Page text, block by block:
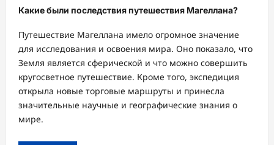
Какие были последствия путешествия Магеллана?
Путешествие Магеллана имело огромное значение
для исследования и освоения мира. Оно показало, что
Земля является сферической и что можно совершить
кругосветное путешествие. Кроме того, экспедиция
открыла новые торговые маршруты и принесла
значительные научные и географические знания о
мире.